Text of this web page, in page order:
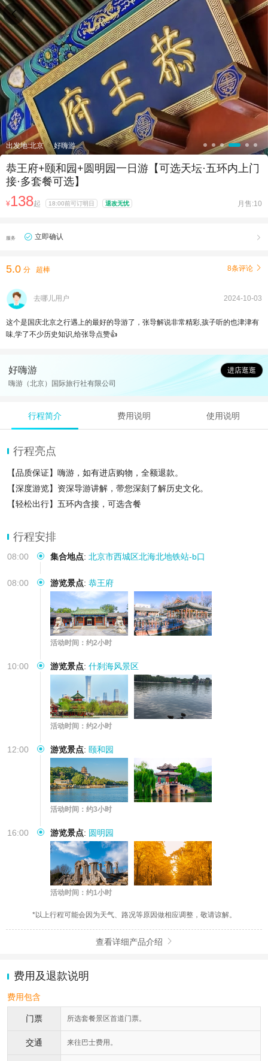
出发地:北京 好嗨游
恭王府+颐和园+圆明园一日游【可选天坛·五环内上门
接·多套餐可选】
¥138起 18:00前可订明日 退改无忧 月售:10
服务 立即确认 
5.0 分 超棒 8条评论 
去哪儿用户 2024-10-03
这个是国庆北京之行遇上的最好的导游了，张导解说非常精彩,孩子听的也津津有
味,学了不少历史知识,给张导点赞👍
好嗨游
进店逛逛
嗨游（北京）国际旅行社有限公司
行程简介 费用说明 使用说明
行程亮点
【品质保证】嗨游，如有进店购物，全额退款。
【深度游览】资深导游讲解，带您深刻了解历史文化。
【轻松出行】五环内含接，可选含餐
行程安排
08:00 集合地点: 北京市西城区北海北地铁站-b口
08:00 游览景点: 恭王府
活动时间：约2小时
10:00 游览景点: 什刹海风景区
活动时间：约2小时
12:00 游览景点: 颐和园
活动时间：约3小时
16:00 游览景点: 圆明园
活动时间：约1小时
*以上行程可能会因为天气、路况等原因做相应调整，敬请谅解。
查看详细产品介绍 
费用及退款说明
费用包含
门票 所选套餐景区首道门票。
交通 来往巴士费用。
